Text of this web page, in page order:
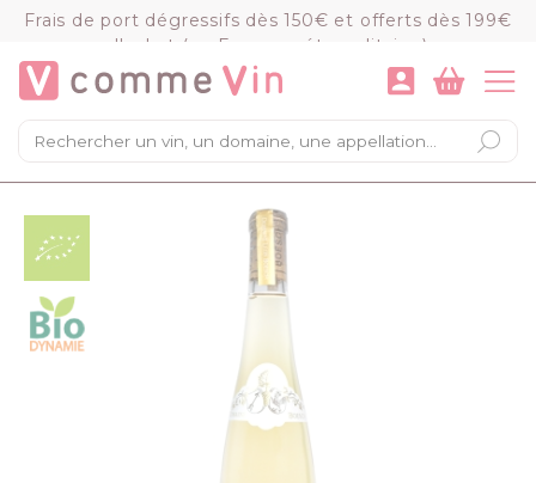
Frais de port dégressifs dès 150€ et offerts dès 199€
d'achat (en France métropolitaine)
×
Mon panier
Chargement du panier...
VOIR LE PANIER COMMANDER
Panneau de gestion des cookies